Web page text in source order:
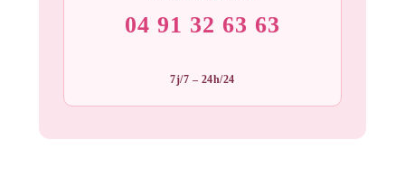
04 91 32 63 63
7j/7 – 24h/24